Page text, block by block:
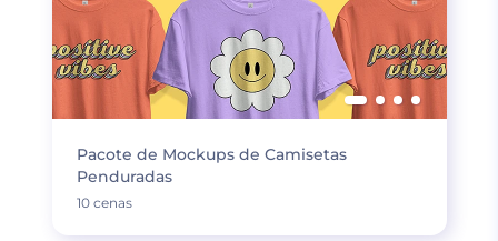
Pacote de Mockups de Camisetas
Penduradas
10 cenas